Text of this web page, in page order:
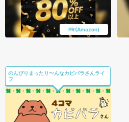
PR(Amazon)
のんびりまったり〜んなカピバラさんライ
フ